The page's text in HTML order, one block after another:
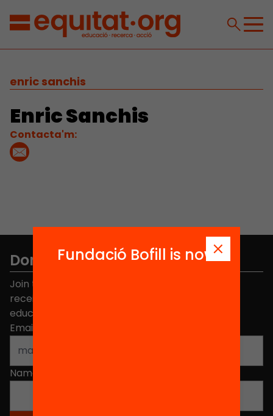
enric sanchis
Enric Sanchis
Contacta'm:
Don't miss anything.
Join the more than 40,000 people who already
receive news about initiatives and projects for
educational change in Catalonia.
Email address
Name
Fundació Bofill is now